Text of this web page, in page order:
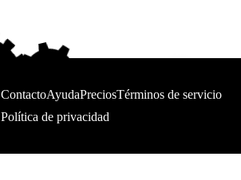
ContactoAyudaPreciosTérminos de servicio
Política de privacidad